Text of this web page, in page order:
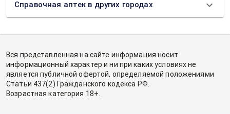
Справочная аптек в других городах
Вся представленная на сайте информация носит
информационный характер и ни при каких условиях не
является публичной офертой, определяемой положениями
Статьи 437(2) Гражданского кодекса РФ.
Возрастная категория 18+.